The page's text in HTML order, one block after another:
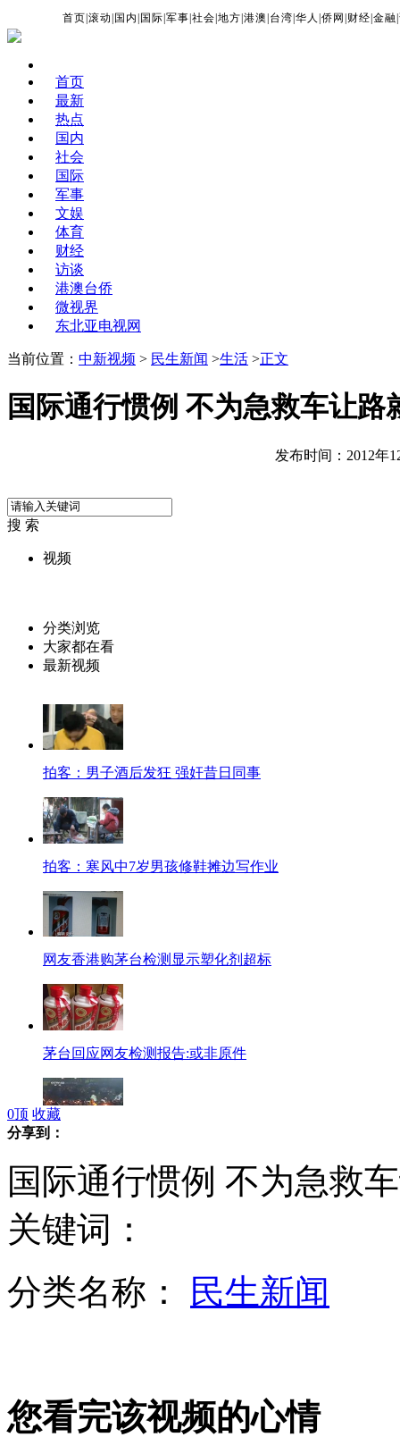
首页 |滚动 国内 国际 |军事 |社会 |地方 |港澳 台湾 |华人 |侨网 财经 |金融 |
首页
最新
热点
国内
社会
国际
军事
文娱
体育
财经
访谈
港澳台侨
微视界
东北亚电视网
当前位置： 中新视频 > 民生新闻 >生活 >正文
国际通行惯例 不为急救车让路
发布时间：2012年
搜 索
视频
分类浏览
大家都在看
最新视频
拍客：男子酒后发狂 强奸昔日同事
拍客：寒风中7岁男孩修鞋摊边写作业
网友香港购茅台检测显示塑化剂超标
茅台回应网友检测报告:或非原件
大货车拒查狂飙 途中撞击警车
伊朗缴获超过11吨毒品
0顶 收藏
分享到：
国际通行惯例 不为急救
关键词：
分类名称：
民生新闻
您看完该视频的心情